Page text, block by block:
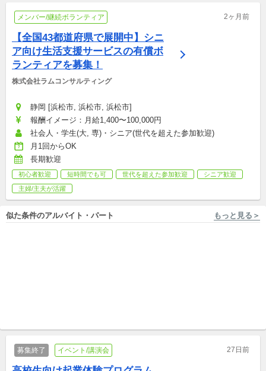
メンバー/継続ボランティア 2ヶ月前
【全国43都道府県で展開中】シニ
ア向け生活支援サービスの有償ボ
ランティアを募集！
株式会社ラムコンサルティング
静岡 [浜松市, 浜松市, 浜松市]
報酬イメージ：月給1,400〜100,000円
社会人・学生(大, 専)・シニア(世代を超えた参加歓迎)
月1回からOK
長期歓迎
初心者歓迎 短時間でも可 世代を超えた参加歓迎
シニア歓迎
主婦/主夫が活躍
似た条件のアルバイト・パート もっと見る＞
募集終了 イベント/講演会 27日前